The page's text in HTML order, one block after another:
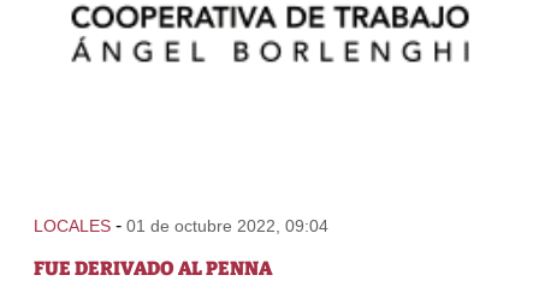
LOCALES - 01 de octubre 2022, 09:04
FUE DERIVADO AL PENNA